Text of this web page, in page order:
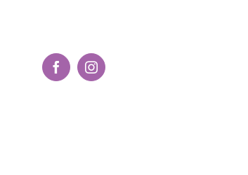
FacebookInstagram